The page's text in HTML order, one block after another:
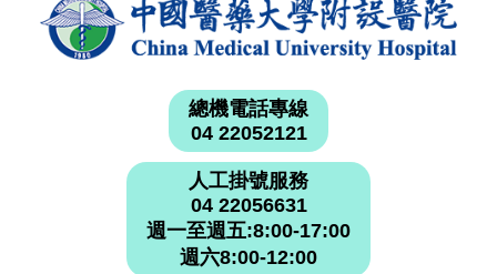
總機電話專線
04 22052121
人工掛號服務
04 22056631
週一至週五:8:00-17:00
週六8:00-12:00